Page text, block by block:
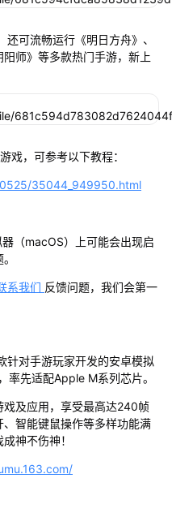
可流畅运行《明日方舟》、
阳师》等多款热门手游，新上
戏，可参考以下教程：
35044_949950.html
（macOS）上可能会出现启
系我们 反馈问题，我们会第一
针对手游玩家开发的安卓模拟
先适配Apple M系列芯片。
及应用，享受最高达240帧
智能键鼠操作等多样功能满
神不伤神！